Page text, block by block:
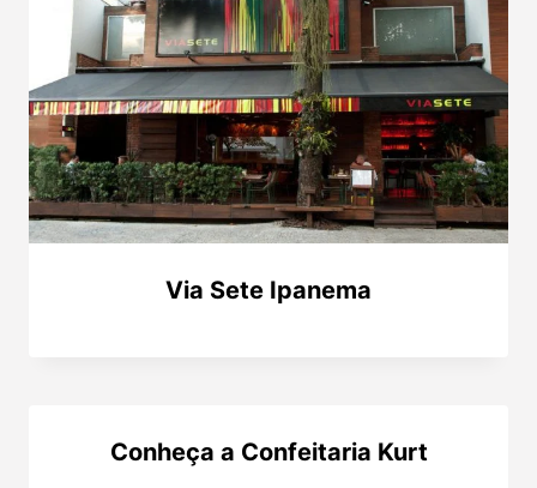
Via Sete Ipanema
Conheça a Confeitaria Kurt